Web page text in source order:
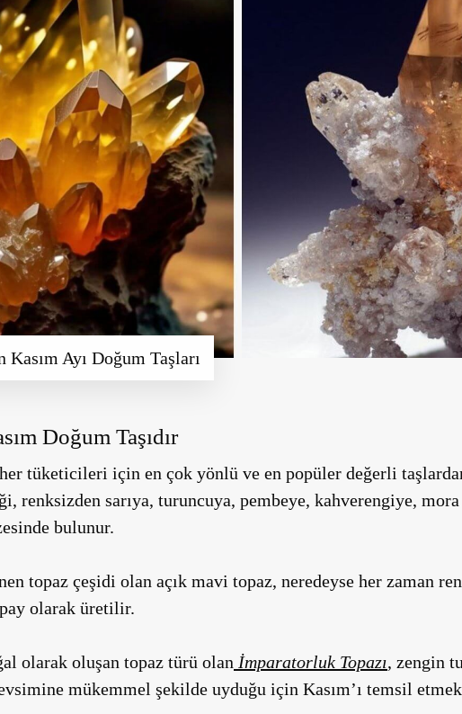
Ayı Doğum Taşları
Doğum Taşıdır
tüketicileri için en çok yönlü ve en popüler değerli
renksizden sarıya, turuncuya, pembeye, kahverengiye,
bulunur.
topaz çeşidi olan açık mavi topaz, neredeyse her zaman
olarak üretilir.
olarak oluşan topaz türü olan İmparatorluk Topazı, zengin
mükemmel şekilde uyduğu için Kasım’ı temsil